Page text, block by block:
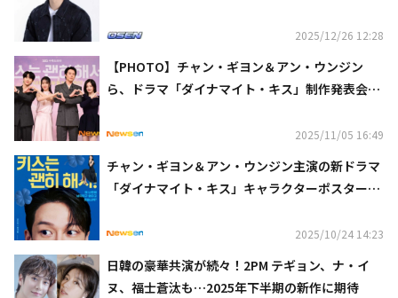
2025/12/26 12:28
【PHOTO】チャン・ギヨン＆アン・ウンジン
ら、ドラマ「ダイナマイト・キス」制作発表会に
2025/11/05 16:49
チャン・ギヨン＆アン・ウンジン主演の新ドラマ
「ダイナマイト・キス」キャラクターポスターを
2025/10/24 14:23
日韓の豪華共演が続々！2PM テギョン、ナ・イ
ヌ、福士蒼汰も…2025年下半期の新作に期待